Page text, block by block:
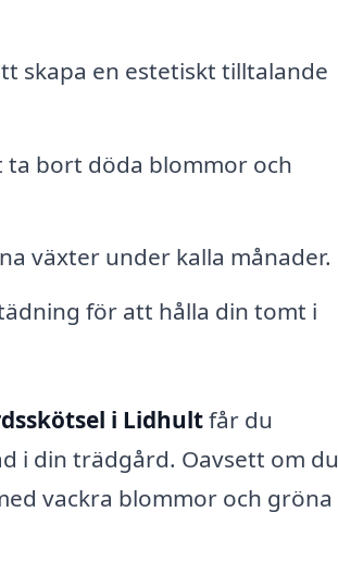
skapa en estetiskt tilltalande
bort döda blommor och
växter under kalla månader.
för att hålla din tomt i
i Lidhultfår du
i din trädgård. Oavsett om du
vackra blommor och gröna